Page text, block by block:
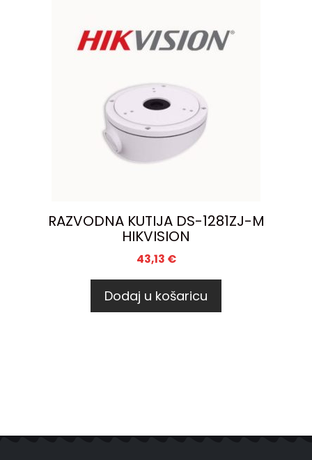
RAZVODNA KUTIJA DS-1281ZJ-M
HIKVISION
43,13 €
Dodaj u košaricu